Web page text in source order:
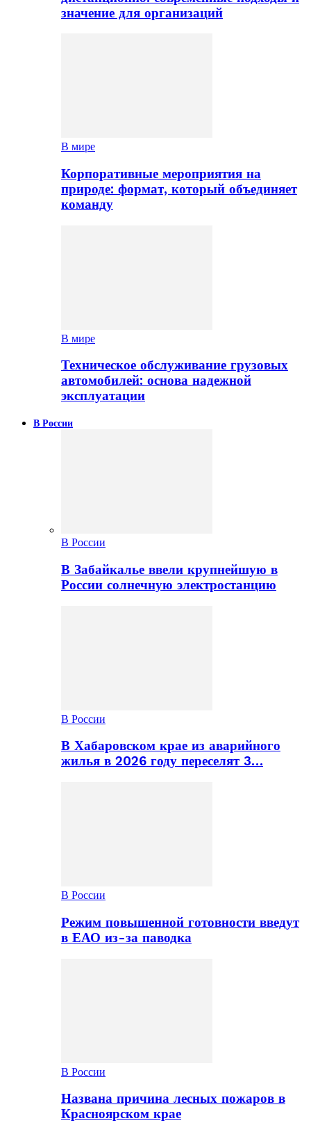
значение для организаций
В мире
Корпоративные мероприятия на
природе: формат, который объединяет
команду
В мире
Техническое обслуживание грузовых
автомобилей: основа надежной
эксплуатации
В России
В России
В Забайкалье ввели крупнейшую в
России солнечную электростанцию
В России
В Хабаровском крае из аварийного
жилья в 2026 году переселят 3…
В России
Режим повышенной готовности введут
в ЕАО из-за паводка
В России
Названа причина лесных пожаров в
Красноярском крае